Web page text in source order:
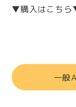
▼購入はこち
一般